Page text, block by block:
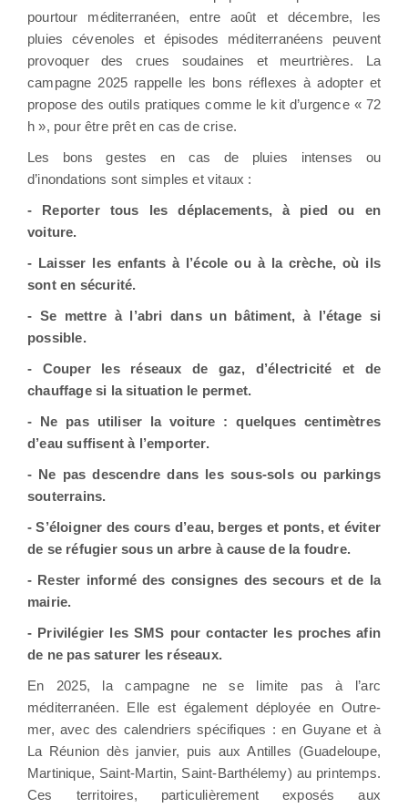
pourtour méditerranéen, entre août et décembre, les
pluies cévenoles et épisodes méditerranéens peuvent
provoquer des crues soudaines et meurtrières. La
campagne 2025 rappelle les bons réflexes à adopter et
propose des outils pratiques comme le kit d’urgence « 72
h », pour être prêt en cas de crise.
Les bons gestes en cas de pluies intenses ou
d’inondations sont simples et vitaux :
- Reporter tous les déplacements, à pied ou en
voiture.
- Laisser les enfants à l’école ou à la crèche, où ils
sont en sécurité.
- Se mettre à l’abri dans un bâtiment, à l’étage si
possible.
- Couper les réseaux de gaz, d’électricité et de
chauffage si la situation le permet.
- Ne pas utiliser la voiture : quelques centimètres
d’eau suffisent à l’emporter.
- Ne pas descendre dans les sous-sols ou parkings
souterrains.
- S’éloigner des cours d’eau, berges et ponts, et éviter
de se réfugier sous un arbre à cause de la foudre.
- Rester informé des consignes des secours et de la
mairie.
- Privilégier les SMS pour contacter les proches afin
de ne pas saturer les réseaux.
En 2025, la campagne ne se limite pas à l’arc
méditerranéen. Elle est également déployée en Outre-
mer, avec des calendriers spécifiques : en Guyane et à
La Réunion dès janvier, puis aux Antilles (Guadeloupe,
Martinique, Saint-Martin, Saint-Barthélemy) au printemps.
Ces territoires, particulièrement exposés aux